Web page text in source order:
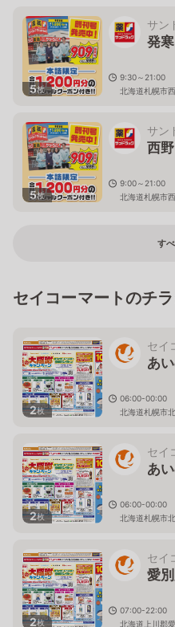
5枚
サン
発
9:30～21:00
北海道札幌市
5枚
サン
西
9:00～21:00
北海道札幌市
す
セイコーマートのチ
2枚
セイ
あ
06:00-00:00
北海道札幌市
2枚
セイ
あ
06:00-00:00
北海道札幌市
2枚
セイ
愛
07:00-22:00
北海道上川郡